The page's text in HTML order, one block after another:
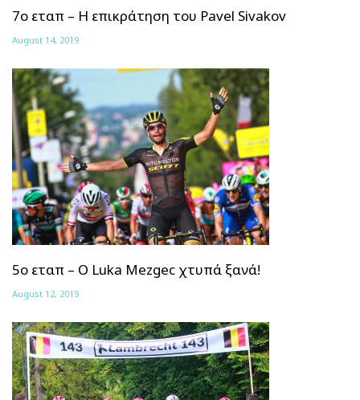
7ο εταπ – Η επικράτηση του Pavel Sivakov
August 14, 2019
5ο εταπ – Ο Luka Mezgec χτυπά ξανά!
August 12, 2019